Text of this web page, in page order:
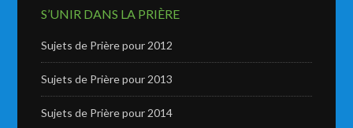
S’UNIR DANS LA PRIÈRE
Sujets de Prière pour 2012
Sujets de Prière pour 2013
Sujets de Prière pour 2014